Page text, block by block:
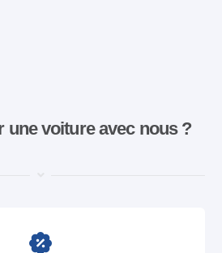
une voiture avec nous ?